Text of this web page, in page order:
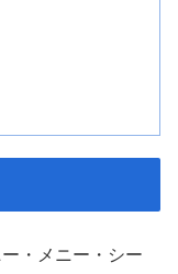
・メニー・シー